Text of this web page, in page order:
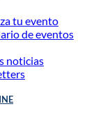
tu evento
de eventos
noticias